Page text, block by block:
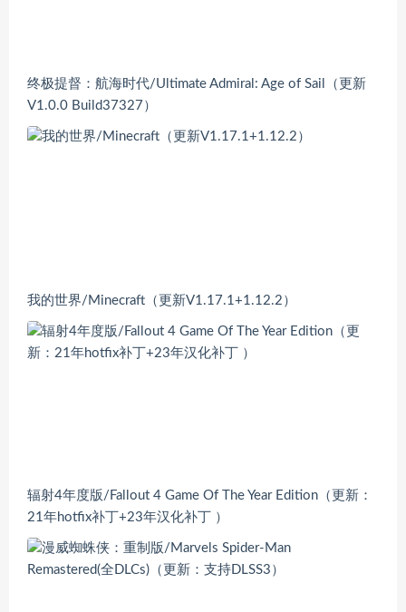
终极提督：航海时代/Ultimate Admiral: Age of Sail（更新
V1.0.0 Build37327）
我的世界/Minecraft（更新V1.17.1+1.12.2）
辐射4年度版/Fallout 4 Game Of The Year Edition（更新：
21年hotfix补丁+23年汉化补丁 ）